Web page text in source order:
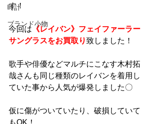
時計
ブランド小物
す！
今回は 《レイバン》フェイファーラー
サングラスをお買取り致しました！
歌手や俳優などマルチにこなす木村拓
哉さんも同じ種類のレイバンを着用し
ていた事から人気が爆発しました〇
仮に傷がついていたり、破損していて
もOK！